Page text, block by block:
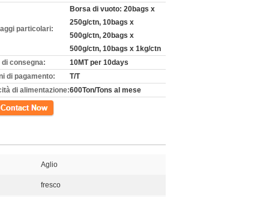
particolari:
Borsa di vuoto: 20bags x
250g/ctn, 10bags x
500g/ctn, 20bags x
500g/ctn, 10bags x 1kg/ctn
di consegna:
10MT per 10days
di pagamento:
T/T
di alimentazione:600Ton/Tons al mese
Aglio
fresco